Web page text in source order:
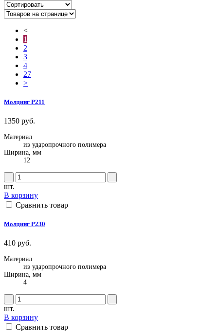
<
1
2
3
4
27
>
Молдинг P211
1350 руб.
Материал
из ударопрочного полимера
Ширина, мм
12
шт.
В корзину
Сравнить товар
Молдинг P230
410 руб.
Материал
из ударопрочного полимера
Ширина, мм
4
шт.
В корзину
Сравнить товар